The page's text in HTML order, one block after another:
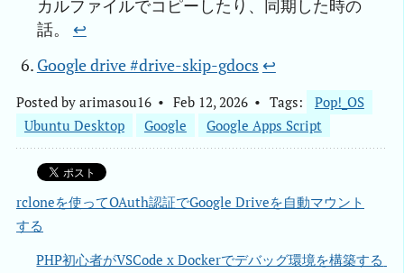
カルファイルでコピーしたり、同期した時の
話。 ↩︎
Google drive #drive-skip-gdocs ↩︎
Posted by arimasou16 Feb 12, 2026 Tags:
Pop!_OS
Ubuntu Desktop
Google Google Apps Script
rcloneを使ってOAuth認証でGoogle Driveを自動マウント
する
PHP初心者がVSCode x Dockerでデバッグ環境を構築する